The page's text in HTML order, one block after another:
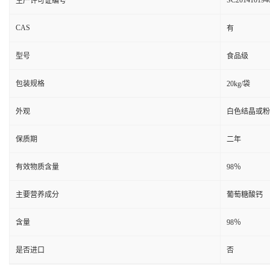
CAS 有
型号 食品级
包装规格 20kg/袋
外观 白色结晶或
保质期 二年
有效物质含量 98％
主要营养成分 葡萄糖酸钙
含量 98％
是否进口 否